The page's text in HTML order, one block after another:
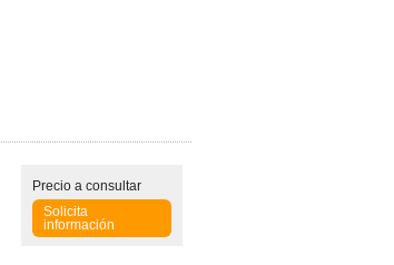
Precioa consultar
Solicita
información